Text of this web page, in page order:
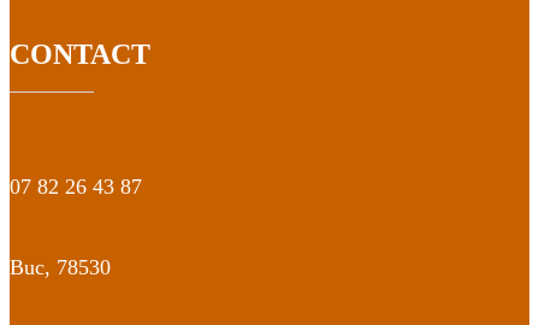
CONTACT
07 82 26 43 87
Buc, 78530